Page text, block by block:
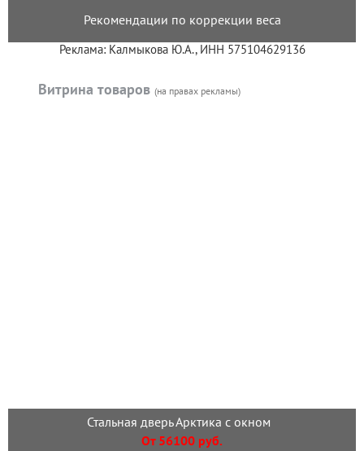
Рекомендации по коррекции веса
Реклама: Калмыкова Ю.А., ИНН 575104629136
Витрина товаров (на правах рекламы)
Стальная дверь Арктика с окном
От 56100 руб.